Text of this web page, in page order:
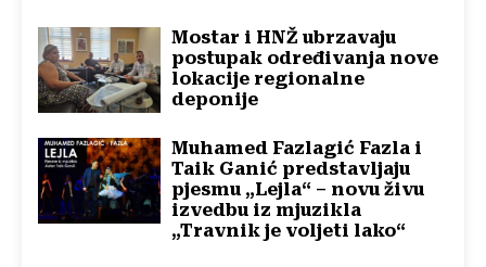
Mostar i HNŽ ubrzavaju
postupak određivanja nove
lokacije regionalne
deponije
Muhamed Fazlagić Fazla i
Taik Ganić predstavljaju
pjesmu „Lejla“ – novu živu
izvedbu iz mjuzikla
„Travnik je voljeti lako“